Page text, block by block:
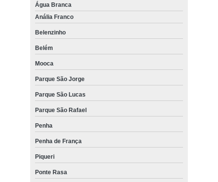
Água Branca
Anália Franco
Belenzinho
Belém
Mooca
Parque São Jorge
Parque São Lucas
Parque São Rafael
Penha
Penha de França
Piqueri
Ponte Rasa